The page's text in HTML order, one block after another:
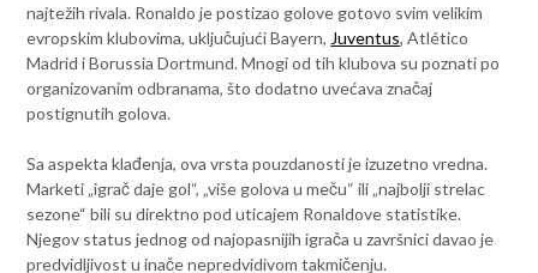
najtežih rivala. Ronaldo je postizao golove gotovo svim velikim
evropskim klubovima, uključujući Bayern, Juventus, Atlético
Madrid i Borussia Dortmund. Mnogi od tih klubova su poznati po
organizovanim odbranama, što dodatno uvećava značaj
postignutih golova.
Sa aspekta klađenja, ova vrsta pouzdanosti je izuzetno vredna.
Marketi „igrač daje gol“, „više golova u meču“ ili „najbolji strelac
sezone“ bili su direktno pod uticajem Ronaldove statistike.
Njegov status jednog od najopasnijih igrača u završnici davao je
predvidljivost u inače nepredvidivom takmičenju.